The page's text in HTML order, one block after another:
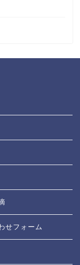
せフォーム